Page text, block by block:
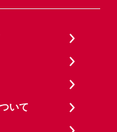
いて